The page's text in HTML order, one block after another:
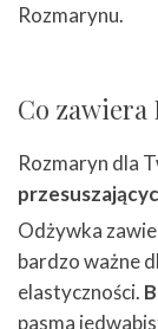
Rozmarynu.
Co zawiera
Rozmaryn dla
Odżywka
bardzo ważne
elastyczności.
pasma